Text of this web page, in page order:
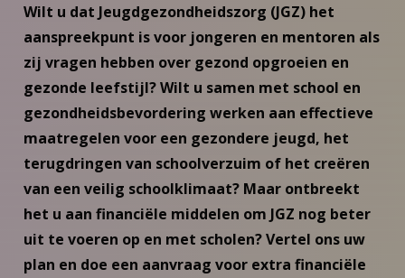
Wilt u dat Jeugdgezondheidszorg (JGZ) het
aanspreekpunt is voor jongeren en mentoren als
zij vragen hebben over gezond opgroeien en
gezonde leefstijl? Wilt u samen met school en
gezondheidsbevordering werken aan effectieve
maatregelen voor een gezondere jeugd, het
terugdringen van schoolverzuim of het creëren
van een veilig schoolklimaat? Maar ontbreekt
het u aan financiële middelen om JGZ nog beter
uit te voeren op en met scholen? Vertel ons uw
plan en doe een aanvraag voor extra financiële